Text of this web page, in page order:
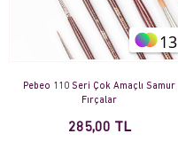
13
Pebeo 110 Seri Çok Amaçlı Samur
Fırçalar
285,00 TL